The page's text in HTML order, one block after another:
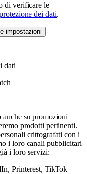
di verificare le
dei dati.
impostazioni
dati
su promozioni
prodotti pertinenti.
crittografati con i
i loro canali pubblicitari
i loro servizi:
Printerest, TikTok